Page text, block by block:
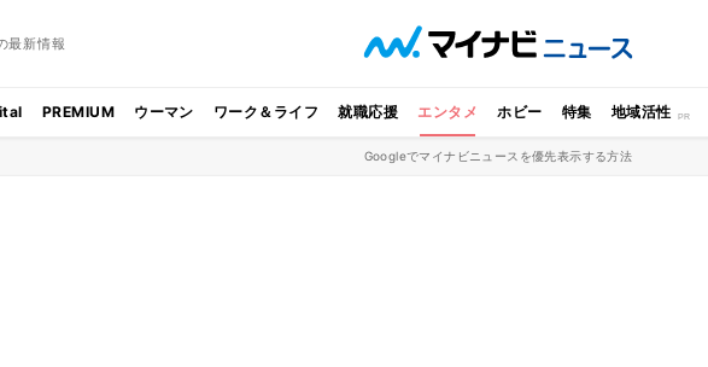
最新情報
PREMIUM ウーマン ワーク＆ライフ 就職応援 エンタメ ホビー 特集 地域活性
Googleでマイナビニュースを優先表示する方法